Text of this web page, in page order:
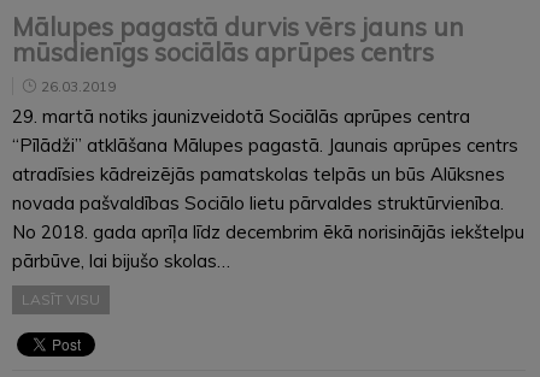
Mālupes pagastā durvis vērs jauns un
mūsdienīgs sociālās aprūpes centrs
26.03.2019
29. martā notiks jaunizveidotā Sociālās aprūpes centra
“Pīlādži” atklāšana Mālupes pagastā. Jaunais aprūpes centrs
atradīsies kādreizējās pamatskolas telpās un būs Alūksnes
novada pašvaldības Sociālo lietu pārvaldes struktūrvienība.
No 2018. gada aprīļa līdz decembrim ēkā norisinājās iekštelpu
pārbūve, lai bijušo skolas…
LASĪT VISU